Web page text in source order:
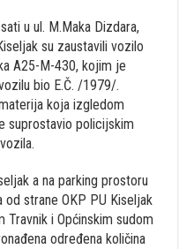
u ul. M.Maka Dizdara,
su zaustavili vozilo
A25-M-430, kojim je
bio E.Č. /1979/.
koja izgledom
suprostavio policijskim
a na parking prostoru
strane OKP PU Kiseljak
Travnik i Općinskim sudom
određena količina